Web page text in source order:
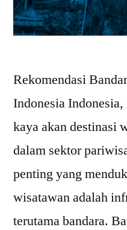
Rekomendasi
Indonesia Indonesia,
kaya akan destinasi
dalam sektor
penting yang
wisatawan adalah
terutama bandara.